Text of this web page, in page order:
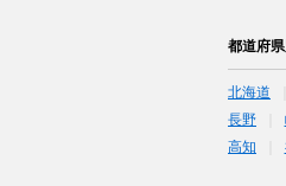
都道府
北海道
長野
高知